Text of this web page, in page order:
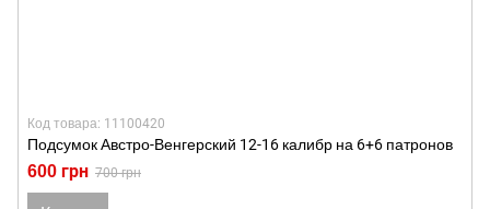
Код товара: 11100420
Подсумок Австро-Венгерский 12-16 калибр на 6+6 патронов
600 грн 700 грн